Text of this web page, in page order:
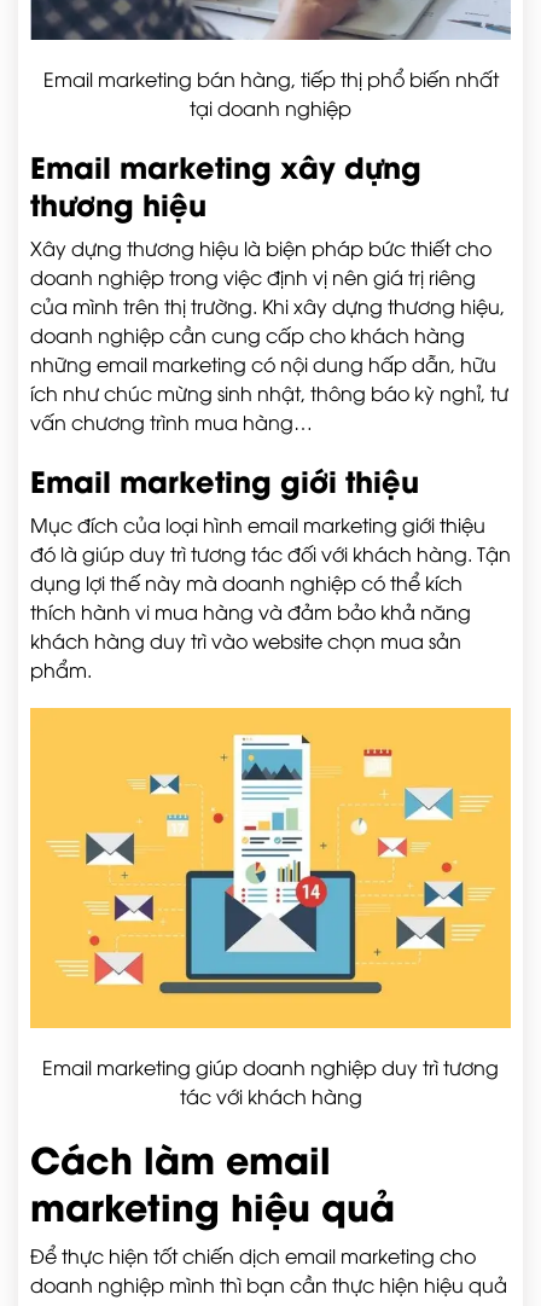
Email marketing bán hàng, tiếp thị phổ biến nhất
tại doanh nghiệp
Email marketing xây dựng
thương hiệu
Xây dựng thương hiệu là biện pháp bức thiết cho
doanh nghiệp trong việc định vị nên giá trị riêng
của mình trên thị trường. Khi xây dựng thương hiệu,
doanh nghiệp cần cung cấp cho khách hàng
những email marketing có nội dung hấp dẫn, hữu
ích như chúc mừng sinh nhật, thông báo kỳ nghỉ, tư
vấn chương trình mua hàng…
Email marketing giới thiệu
Mục đích của loại hình email marketing giới thiệu
đó là giúp duy trì tương tác đối với khách hàng. Tận
dụng lợi thế này mà doanh nghiệp có thể kích
thích hành vi mua hàng và đảm bảo khả năng
khách hàng duy trì vào website chọn mua sản
phẩm.
Email marketing giúp doanh nghiệp duy trì tương
tác với khách hàng
Cách làm email
marketing hiệu quả
Để thực hiện tốt chiến dịch email marketing cho
doanh nghiệp mình thì bạn cần thực hiện hiệu quả